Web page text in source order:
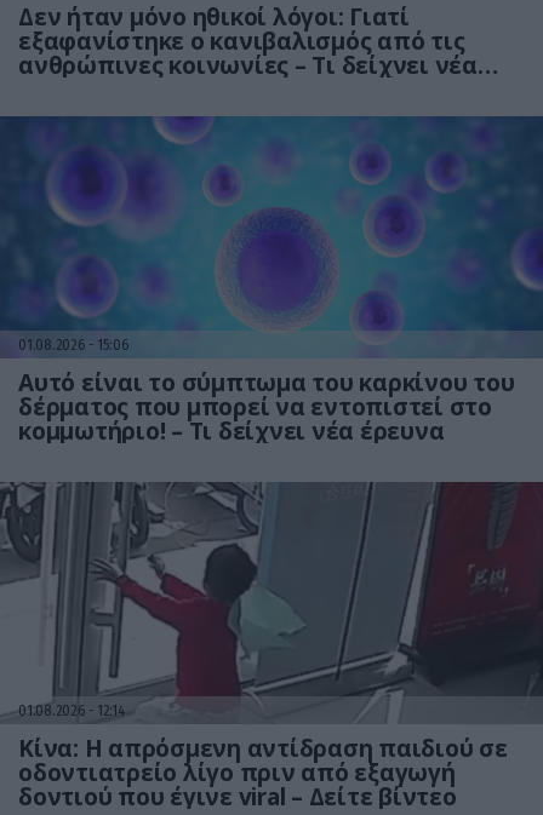
Δεν ήταν μόνο ηθικοί λόγοι: Γιατί
εξαφανίστηκε ο κανιβαλισμός από τις
ανθρώπινες κοινωνίες – Τι δείχνει νέα
01.08.2026 15:06
Αυτό είναι το σύμπτωμα του καρκίνου του
δέρματος που μπορεί να εντοπιστεί στο
κομμωτήριο! – Τι δείχνει νέα έρευνα
01.08.2026 12:14
Κίνα: Η απρόσμενη αντίδραση παιδιού σε
οδοντιατρείο λίγο πριν από εξαγωγή
δοντιού που έγινε viral – Δείτε βίντεο